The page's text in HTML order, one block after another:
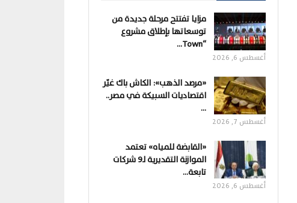
مزايا تفتتح مرحلة جديدة من
توسعاتها بإطلاق مشروع
“Town…
أغسطس 6, 2026
«مرصد الذهب»: الكاش باك غيّر
اقتصاديات السبيكة في مصر..
…
أغسطس 7, 2026
«القابضة للمياه» تعتمد
الموازنة التقديرية لـ9 شركات
تابعة…
أغسطس 6, 2026